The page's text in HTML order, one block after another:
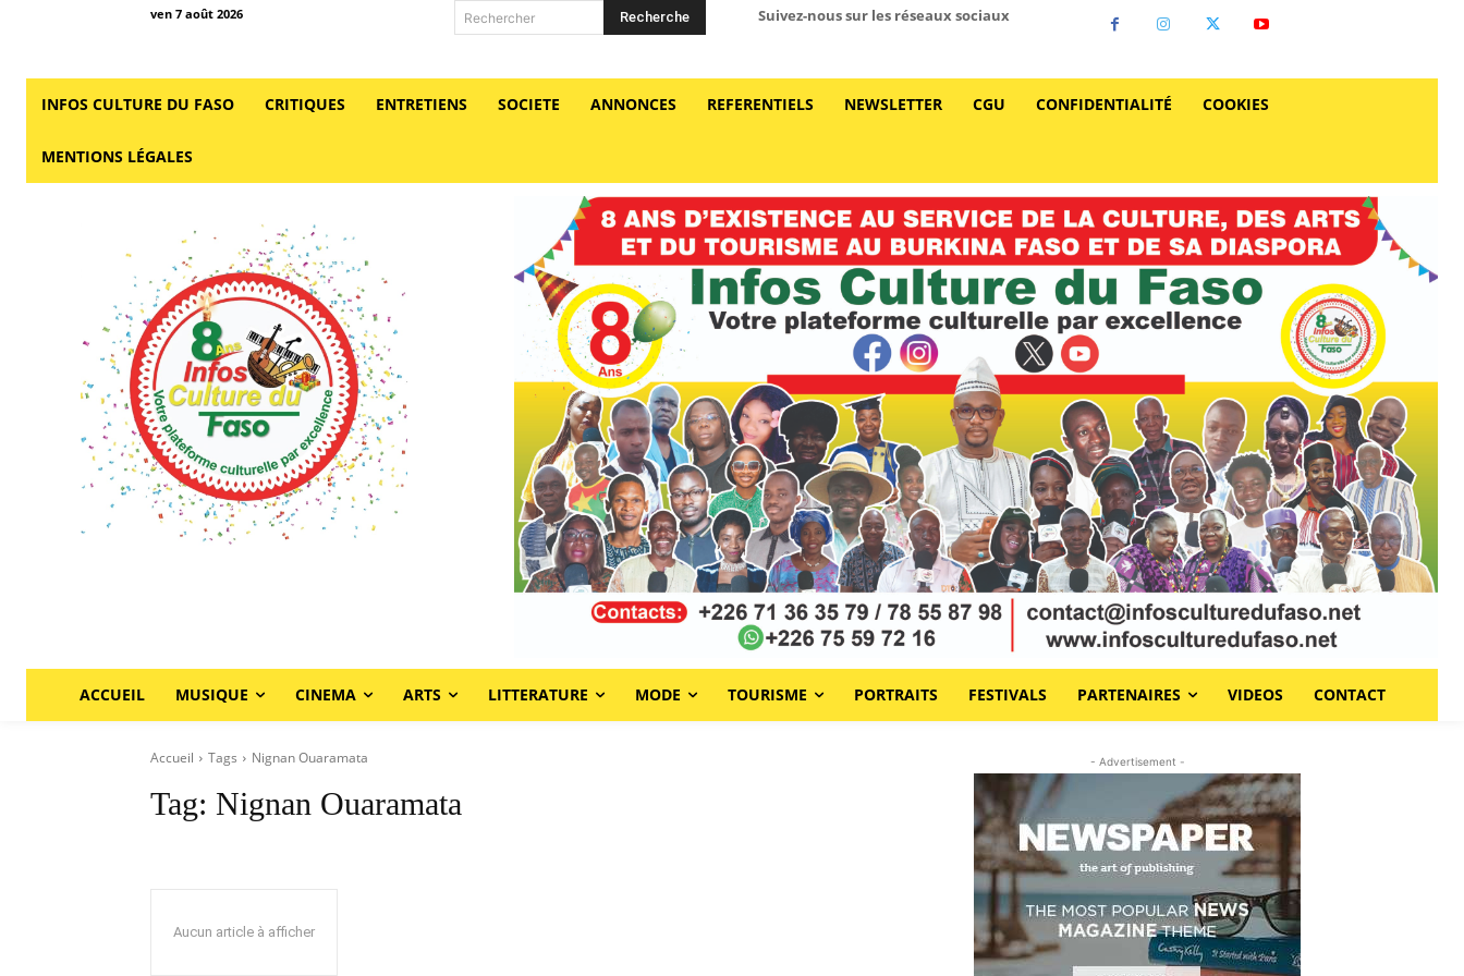
ven 7 août 2026 Rechercher Recherche Suivez-nous sur les réseaux sociaux
INFOS CULTURE DU FASO CRITIQUES ENTRETIENS SOCIETE ANNONCES REFERENTIELS NEWSLETTER CGU CONFIDENTIALITÉ COOKIES
MENTIONS LÉGALES
ACCUEIL MUSIQUE CINEMA ARTS LITTERATURE MODE TOURISME PORTRAITS FESTIVALS PARTENAIRES VIDEOS CONTACT
Accueil Tags Nignan Ouaramata
Tag: Nignan Ouaramata
Aucun article à afficher
- Advertisement -